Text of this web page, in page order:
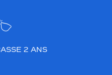
2 ANS